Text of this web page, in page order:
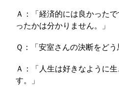
Ａ：「経済的には良かった
ったかは分かりません。」
Ｑ：「安室さんの決断をどう
Ａ：「人生は好きなように
す。」